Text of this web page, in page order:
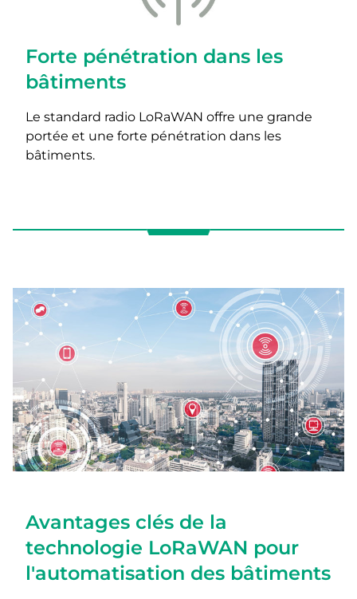
Forte pénétration dans les
bâtiments
Le standard radio LoRaWAN offre une grande
portée et une forte pénétration dans les
bâtiments.
Avantages clés de la
technologie LoRaWAN pour
l'automatisation des bâtiments